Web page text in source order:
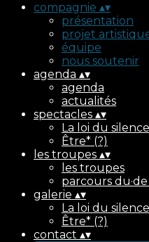
compagnie ▴▾
présentation
projet
équipe
nous soutenir
agenda ▴▾
agenda
actualités
spectacles ▴▾
La loi du silence
Être* (?)
les troupes ▴▾
les troupes
parcours
galerie ▴▾
La loi du silence
Être* (?)
contact ▴▾